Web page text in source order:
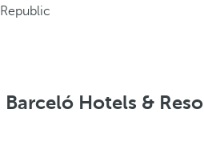
Barceló Hotels &